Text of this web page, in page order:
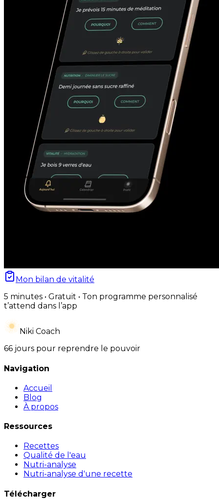
Mon bilan de vitalité
5 minutes • Gratuit • Ton programme personnalisé
t’attend dans l’app
Niki Coach
66 jours pour reprendre le pouvoir
Navigation
Accueil
Blog
À propos
Ressources
Recettes
Qualité de l'eau
Nutri-analyse
Nutri-analyse d'une recette
Télécharger